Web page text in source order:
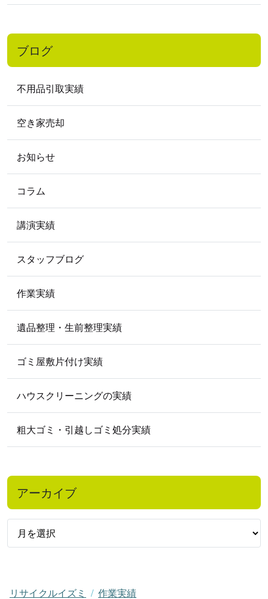
リサイクルイズミ
作業実績
2017年
2017年7月
2017年1月
2016年
2016年11月
2016年2月
2015年
2015年2月
2012年
2012年5月
2009 年
2009年5月
ブログ
不用品引取実績
空き家売却
お知らせ
コラム
講演実績
スタッフブログ
作業実績
遺品整理・生前整理実績
ゴミ屋敷片付け実績
ハウスクリーニングの実績
粗大ゴミ・引越しゴミ処分実績
アーカイブ